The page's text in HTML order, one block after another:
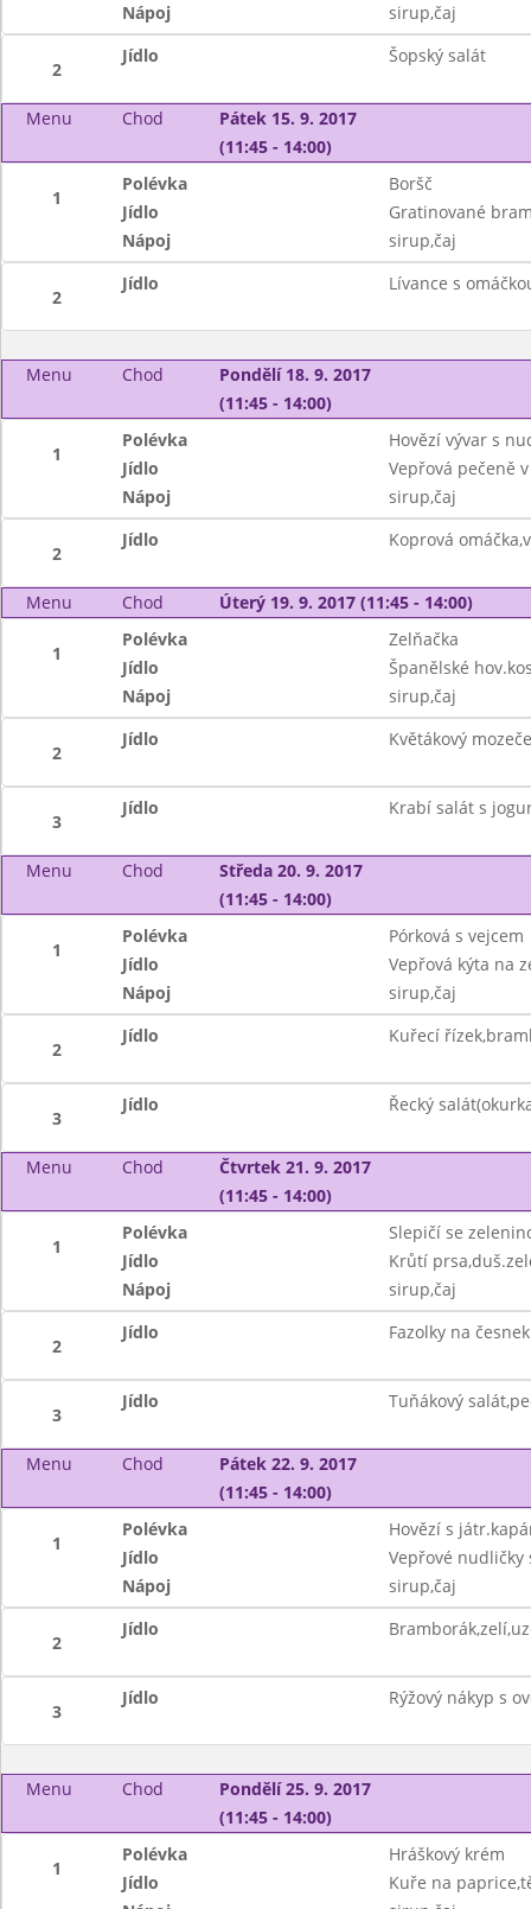
Nápoj
sirup,čaj
2
Jídlo Šopský salát
Menu Chod
Pátek 15. 9. 2017
(11:45 - 14:00)
1
Polévka
Boršč
Jídlo
Gratinované
Nápoj
sirup,čaj
2
Jídlo Lívance s
Menu Chod
Pondělí 18. 9. 2017
(11:45 - 14:00)
1
Polévka
Hovězí vývar s
Jídlo
Vepřová pečeně
Nápoj
sirup,čaj
2
Jídlo Koprová
Menu Chod Úterý 19. 9. 2017 (11:45 - 14:00)
1
Polévka
Zelňačka
Jídlo
Španělské
Nápoj
sirup,čaj
2
Jídlo Květákový
3
Jídlo Krabí salát s
Menu Chod
Středa 20. 9. 2017
(11:45 - 14:00)
1
Polévka
Pórková s vejcem
Jídlo
Vepřová kýta na
Nápoj
sirup,čaj
2
Jídlo Kuřecí
3
Jídlo Řecký
Menu Chod
Čtvrtek 21. 9. 2017
(11:45 - 14:00)
1
Polévka
Slepičí se
Jídlo
Krůtí
Nápoj
sirup,čaj
2
Jídlo Fazolky na
3
Jídlo Tuňákový
Menu Chod
Pátek 22. 9. 2017
(11:45 - 14:00)
1
Polévka
Hovězí s
Jídlo
Vepřové nudličky
Nápoj
sirup,čaj
2
Jídlo
3
Jídlo Rýžový nákyp s
Menu Chod
Pondělí 25. 9. 2017
(11:45 - 14:00)
1
Polévka
Hráškový krém
Jídlo
Kuře na